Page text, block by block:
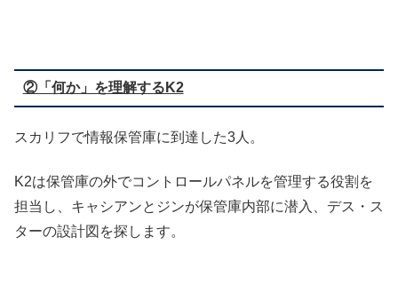
②「何か」を理解するK2
スカリフで情報保管庫に到達した3人。
K2は保管庫の外でコントロールパネルを管理する役割を
担当し、キャシアンとジンが保管庫内部に潜入、デス・ス
ターの設計図を探します。